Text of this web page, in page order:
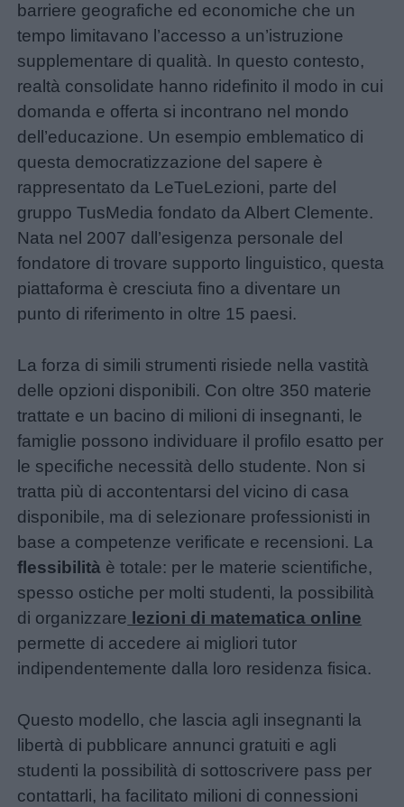
Buonanotte
Auguri
Barzellette
Educazione
positiva
Link
utili
Chi
siamo
Contatti
Privacy
policy
barriere geografiche ed economiche che un
tempo limitavano l’accesso a un’istruzione
supplementare di qualità. In questo contesto,
realtà consolidate hanno ridefinito il modo in cui
domanda e offerta si incontrano nel mondo
dell’educazione. Un esempio emblematico di
questa democratizzazione del sapere è
rappresentato da LeTueLezioni, parte del
gruppo TusMedia fondato da Albert Clemente.
Nata nel 2007 dall’esigenza personale del
fondatore di trovare supporto linguistico, questa
piattaforma è cresciuta fino a diventare un
punto di riferimento in oltre 15 paesi.
La forza di simili strumenti risiede nella vastità
delle opzioni disponibili. Con oltre 350 materie
trattate e un bacino di milioni di insegnanti, le
famiglie possono individuare il profilo esatto per
le specifiche necessità dello studente. Non si
tratta più di accontentarsi del vicino di casa
disponibile, ma di selezionare professionisti in
base a competenze verificate e recensioni. La
flessibilità è totale: per le materie scientifiche,
spesso ostiche per molti studenti, la possibilità
di organizzare lezioni di matematica online
permette di accedere ai migliori tutor
indipendentemente dalla loro residenza fisica.
Questo modello, che lascia agli insegnanti la
libertà di pubblicare annunci gratuiti e agli
studenti la possibilità di sottoscrivere pass per
contattarli, ha facilitato milioni di connessioni